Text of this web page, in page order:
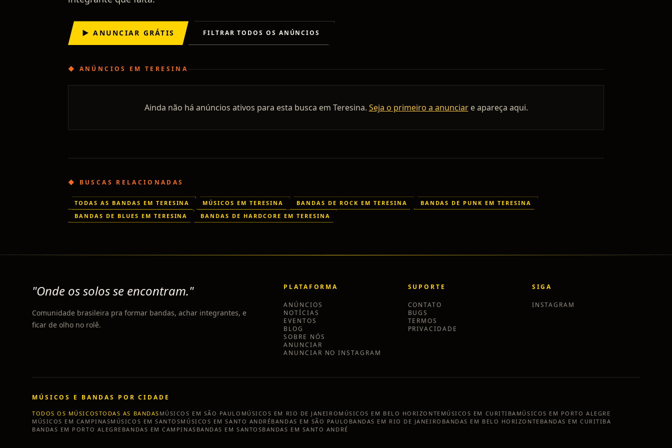
▶ ANUNCIAR GRÁTIS FILTRAR TODOS OS ANÚNCIOS
◆ ANÚNCIOS EMTERESINA
Ainda não há anúncios ativos para esta busca em Teresina. Seja o primeiro a anunciar e apareça aqui.
◆ BUSCAS RELACIONADAS
TODAS AS BANDAS EM TERESINA MÚSICOS EM TERESINA BANDAS DE ROCK EM TERESINA
BANDAS DE PUNK EM TERESINA
BANDAS DE BLUES EM TERESINA
BANDAS DE HARDCORE EM TERESINA
"Onde os solos se encontram."
Comunidade brasileira pra formar bandas, achar integrantes, e
ficar de olho no rolê.
PLATAFORMA
ANÚNCIOS
NOTÍCIAS
EVENTOS
BLOG
SOBRE NÓS
ANUNCIAR
ANUNCIAR NO INSTAGRAM
SUPORTE
CONTATO
BUGS
TERMOS
PRIVACIDADE
SIGA
INSTAGRAM
MÚSICOS E BANDAS POR CIDADE
TODOS OS MÚSICOSTODAS AS BANDAS MÚSICOS EM SÃO PAULO MÚSICOS EM RIO DE JANEIRO MÚSICOS EM BELO HORIZONTE MÚSICOS EM CURITIBA MÚSICOS EM PORTO ALEGRE
MÚSICOS EM CAMPINASMÚSICOS EMSANTOSMÚSICOS EMSANTO ANDRÉBANDAS EM SÃO PAULO BANDAS EM RIO DE JANEIRO BANDAS EM BELO HORIZONTE BANDAS EMCURITIBA
BANDAS EM PORTO ALEGRE BANDAS EMCAMPINAS BANDAS EMSANTOSBANDAS EM SANTO ANDRÉ